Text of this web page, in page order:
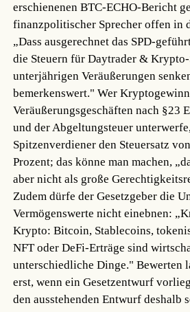
erschienenen BTC-ECHO-Bericht
finanzpolitischer Sprecher offen in
„Dass ausgerechnet das SPD-
die Steuern für Daytrader &
unterjährigen Veräußerungen
bemerkenswert." Wer
Veräußerungsgeschäften nach §23
und der Abgeltungsteuer
Spitzenverdiener den Steuersatz
Prozent; das könne man machen,
aber nicht als große
Zudem dürfe der Gesetzgeber die
Vermögenswerte nicht einebnen:
Krypto: Bitcoin, Stablecoins,
NFT oder DeFi-Erträge sind
unterschiedliche Dinge." Bewerten
erst, wenn ein Gesetzentwurf
den ausstehenden Entwurf deshalb